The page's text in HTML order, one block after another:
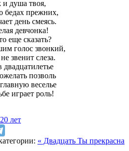
и душа твоя,
бедах прежних,
день смеясь.
девчонка!
еще сказать?
голос звонкий,
звенит слеза.
двадцатилетье
позволь
веселье
играет роль!
лет
« Двадцать Ты прекрасна